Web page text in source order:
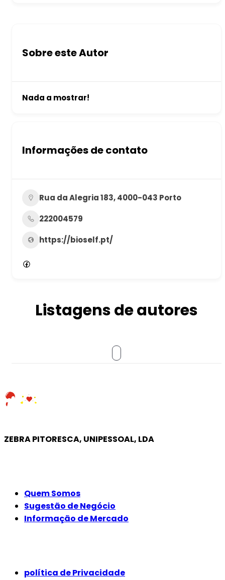
Sobre este Autor
Nada a mostrar!
Informações de contato
Rua da Alegria 183, 4000-043 Porto
222004579
https://bioself.pt/
Listagens de autores
ZEBRA PITORESCA, UNIPESSOAL, LDA
Quem Somos
Sugestão de Negócio
Informação de Mercado
política de Privacidade